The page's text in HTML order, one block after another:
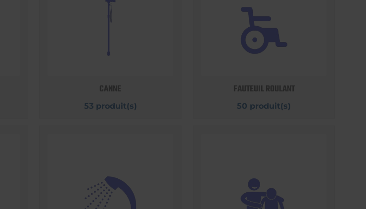
CANNE
53 produit(s)
FAUTEUIL ROULANT
50 produit(s)